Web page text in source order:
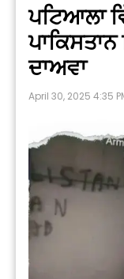
ਪਟਿਆਲਾ
ਦਾਅਵਾ
April 30, 2025 4:35